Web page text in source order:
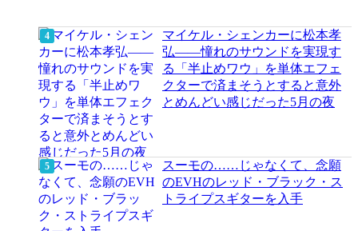
マイケル・シェンカーに松本孝
弘――憧れのサウンドを実現す
る「半止めワウ」を単体エフェ
クターで済まそうとすると意外
とめんどい感じだった5月の夜
スーモの……じゃなくて、念願
のEVHのレッド・ブラック・ス
トライプスギターを入手